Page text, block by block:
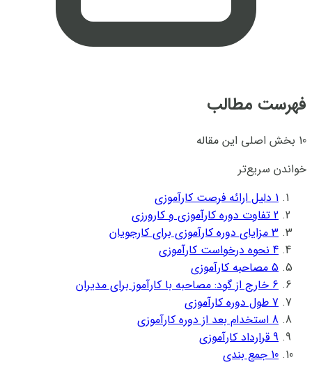
فهرست مطالب
10 بخش اصلی این مقاله
خواندن سریع‌تر
1 دلیل ارائه فرصت کارآموزی
2 تفاوت دوره کارآموزی و کارورزی
3 مزایای دوره کارآموزی برای کارجویان
4 نحوه درخواست کارآموزی
5 مصاحبه کارآموزی
6 خارج از گود: مصاحبه با کارآموز برای مدیران
7 طول دوره کارآموزی
8 استخدام بعد از دوره کارآموزی
9 قرارداد کارآموزی
10 جمع بندی